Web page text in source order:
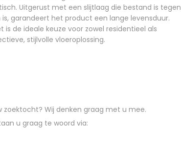
Uitgerust met een slijtlaag die bestand is tegen
garandeert het product een lange levensduur.
de ideale keuze voor zowel residentieel als
stijlvolle vloeroplossing.
Wij denken graag met u mee.
u graag te woord via: